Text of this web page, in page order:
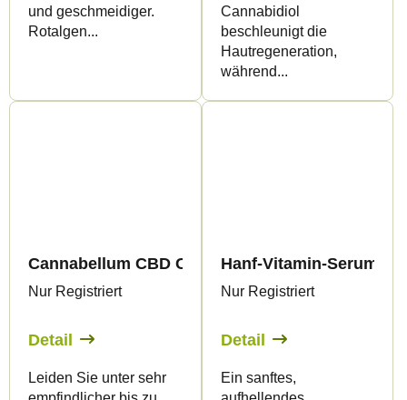
und geschmeidiger.
Rotalgen...
Cannabidiol
beschleunigt die
Hautregeneration,
während...
Cannabellum CBD Canneczema pleťový krém,
Nur Registriert
Detail
Leiden Sie unter sehr
Hanf-Vitamin-Serum,
Nur Registriert
Detail
Ein sanftes,